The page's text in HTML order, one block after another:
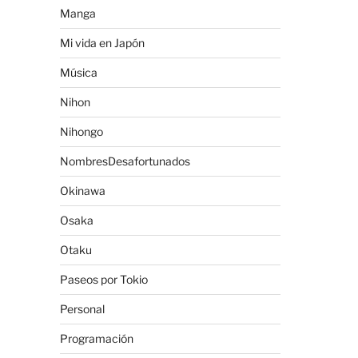
Manga
Mi vida en Japón
Música
Nihon
Nihongo
NombresDesafortunados
Okinawa
Osaka
Otaku
Paseos por Tokio
Personal
Programación